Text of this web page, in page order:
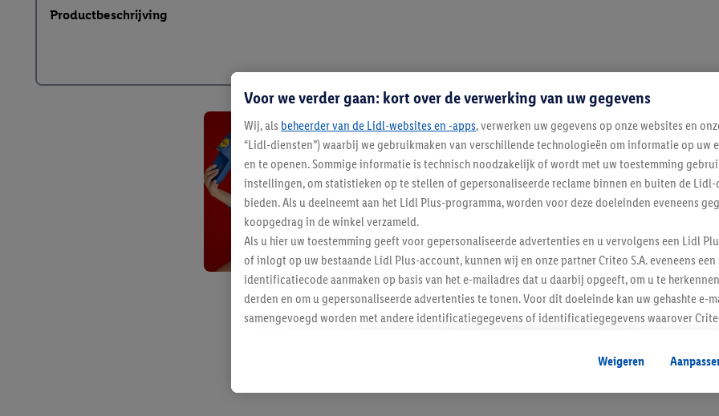
Productbeschrijving
Blijf op de
Schrijf je in op de
Voor we verder gaan: kort over de verwerking van uw gegevens
Wij, als beheerder van de Lidl-websites en -apps, verwerken uw gegevens op onze websites en
“Lidl-diensten”) waarbij we gebruikmaken van verschillende technologieën om informatie op uw
en te openen. Sommige informatie is technisch noodzakelijk of wordt met uw toestemming
instellingen, om statistieken op te stellen of gepersonaliseerde reclame binnen en buiten de Lidl-
bieden. Als u deelneemt aan het Lidl Plus-programma, worden voor deze doeleinden eveneens
koopgedrag in de winkel verzameld.
Als u hier uw toestemming geeft voor gepersonaliseerde advertenties en u vervolgens een Lidl
of inlogt op uw bestaande Lidl Plus-account, kunnen wij en onze partner Criteo S.A. eveneens
identificatiecode aanmaken op basis van het e-mailadres dat u daarbij opgeeft, om u te
derden en om u gepersonaliseerde advertenties te tonen. Voor dit doeleinde kan uw gehashte e-
samengevoegd worden met andere identificatiegegevens of identificatiegegevens waarover
Als u hiermee akkoord gaat, kunnen advertenties in het kader van retargeting, d.w.z. advertenties
u interesse hebt getoond (bijvoorbeeld door het product in de webshop aan uw winkelmandje
niet te kopen), ook op verschillende apparaten en verschillende Lidl-diensten worden
Weigeren